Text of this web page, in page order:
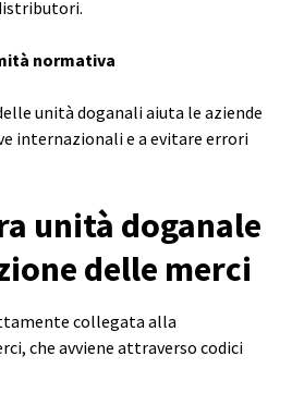
normativa
unità doganali aiuta le aziende
internazionali e a evitare errori
unità doganale
delle merci
collegata alla
che avviene attraverso codici